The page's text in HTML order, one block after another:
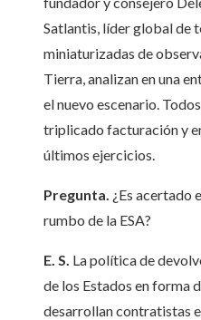
Satlantis, líder global de
miniaturizadas de
Tierra, analizan en una
el nuevo escenario.
triplicado facturación y
últimos ejercicios.
Pregunta. ¿Es acertado
rumbo de la ESA?
E. S. La política de
de los Estados en forma
desarrollan contratistas